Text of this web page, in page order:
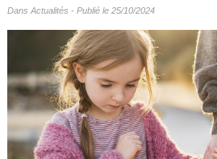
Dans Actualités - Publié le 25/10/2024